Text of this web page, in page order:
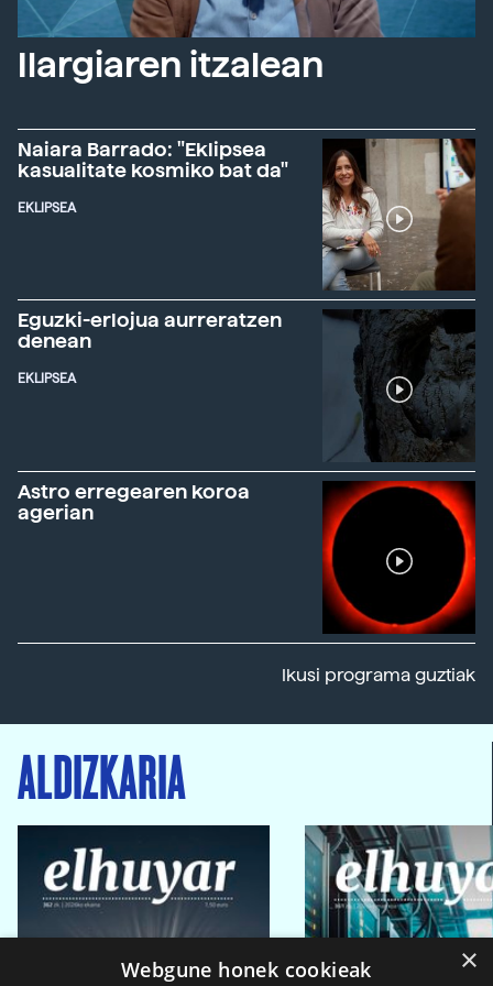
Ilargiaren itzalean
Naiara Barrado: "Eklipsea
kasualitate kosmiko bat da"
EKLIPSEA
Eguzki-erlojua aurreratzen
denean
EKLIPSEA
Astro erregearen koroa
agerian
Ikusi programa guztiak
ALDIZKARIA
×
Webgune honek cookieak